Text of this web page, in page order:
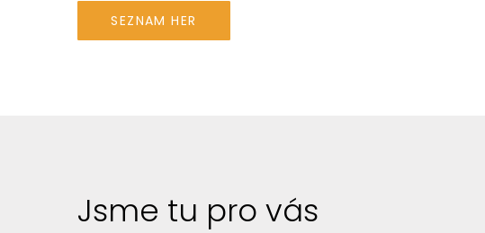
SEZNAM HER
Jsme tu pro vás